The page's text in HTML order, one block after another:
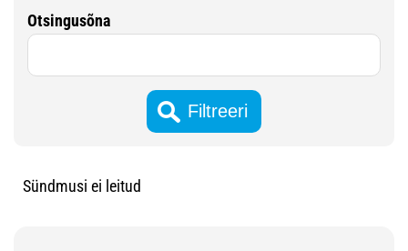
Otsingusõna
Sündmusi ei leitud